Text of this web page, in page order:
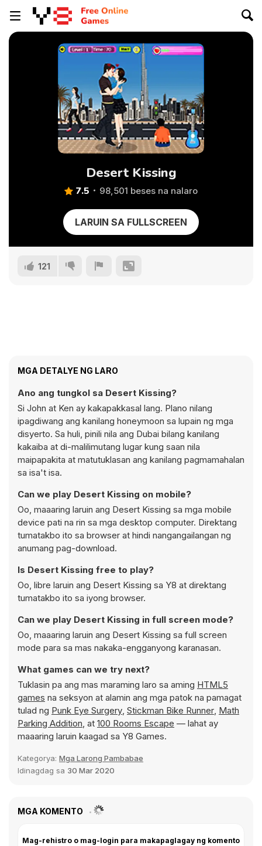
Desert Kissing
7.5 98,501 beses na nalaro
LARUIN SA FULLSCREEN
121
MGA DETALYE NG LARO
Ano ang tungkol sa Desert Kissing?
Si John at Ken ay kakapakkasal lang. Plano nilang
ipagdiwang ang kanilang honeymoon sa lupain ng mga
disyerto. Sa huli, pinili nila ang Dubai bilang kanilang
kakaiba at di-malilimutang lugar kung saan nila
maipapakita at matutuklasan ang kanilang pagmamahalan
sa isa't isa.
Can we play Desert Kissing on mobile?
Oo, maaaring laruin ang Desert Kissing sa mga mobile
device pati na rin sa mga desktop computer. Direktang
tumatakbo ito sa browser at hindi nangangailangan ng
anumang pag-download.
Is Desert Kissing free to play?
Oo, libre laruin ang Desert Kissing sa Y8 at direktang
tumatakbo ito sa iyong browser.
Can we play Desert Kissing in full screen mode?
Oo, maaaring laruin ang Desert Kissing sa full screen
mode para sa mas nakaka-engganyong karanasan.
What games can we try next?
Tuklasin pa ang mas maraming laro sa aming HTML5
games na seksyon at alamin ang mga patok na pamagat
tulad ng Punk Eye Surgery, Stickman Bike Runner, Math
Parking Addition, at 100 Rooms Escape — lahat ay
maaaring laruin kaagad sa Y8 Games.
Kategorya: Mga Larong Pambabae
Idinagdag sa 30 Mar 2020
MGA KOMENTO
Mag-rehistro o mag-login para makapaglagay ng komento